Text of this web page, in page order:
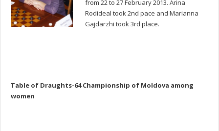
from 22 to 27 February 2013. Arina
Rodideal took 2nd pace and Marianna
Gajdarzhi took 3rd place.
Table of Draughts-64 Championship of Moldova among
women